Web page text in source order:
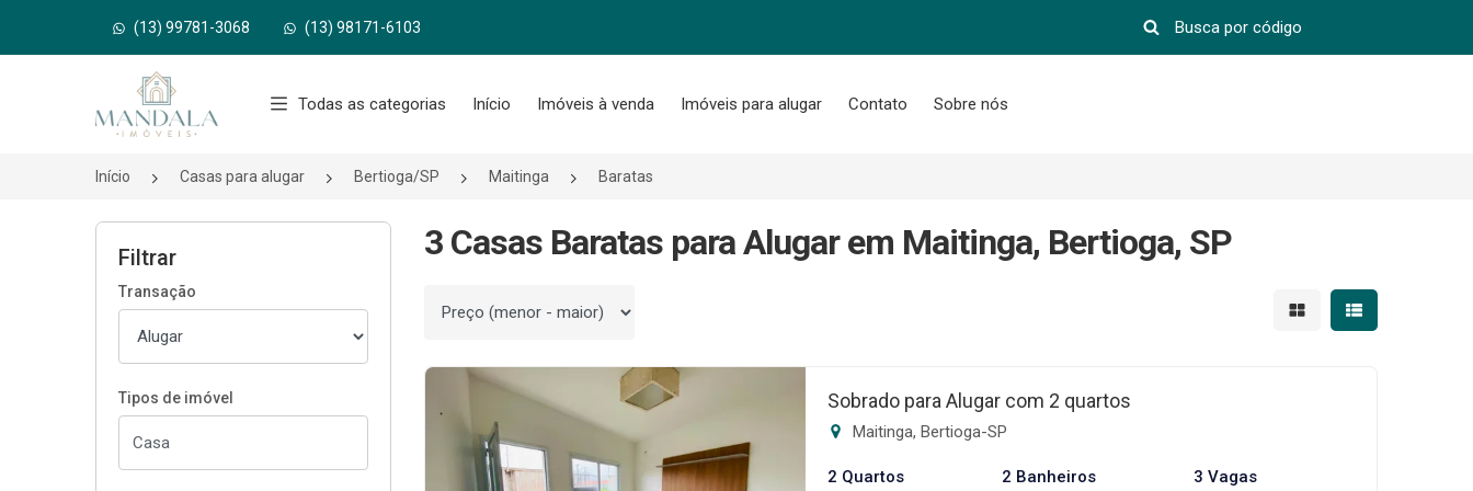
(13) 99781-3068 (13) 98171-6103
Página inicial
Todas as categorias Início Imóveis à venda Imóveis para alugar Contato Sobre nós
Início Casas para alugar Bertioga/SP Maitinga Baratas
Filtrar
Transação
Tipos de imóvel
3 Casas Baratas para Alugar em Maitinga, Bertioga, SP
Ordenar por Mostrar resultados em
Mostrar
Sobrado para Alugar com 2 quartos
Maitinga, Bertioga-SP
2 Quartos 2 Banheiros 3 Vagas